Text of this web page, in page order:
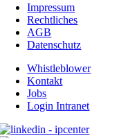
Impressum
Rechtliches
AGB
Datenschutz
Whistleblower
Kontakt
Jobs
Login Intranet